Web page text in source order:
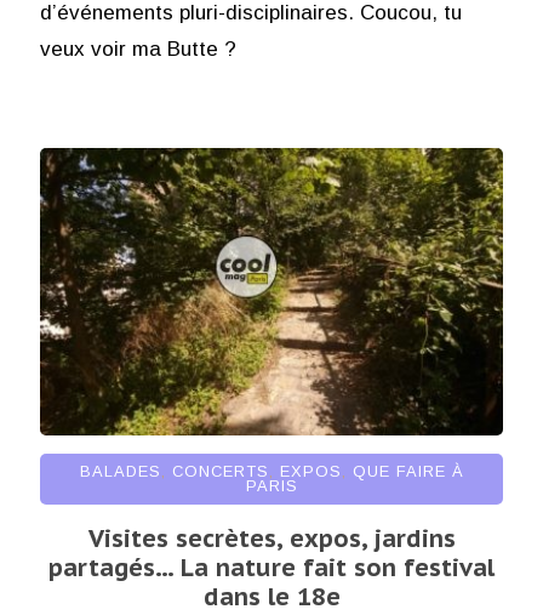
d’événements pluri-disciplinaires. Coucou, tu
veux voir ma Butte ?
BALADES , CONCERTS , EXPOS , QUE FAIRE À
PARIS
Visites secrètes, expos, jardins
partagés… La nature fait son festival
dans le 18e